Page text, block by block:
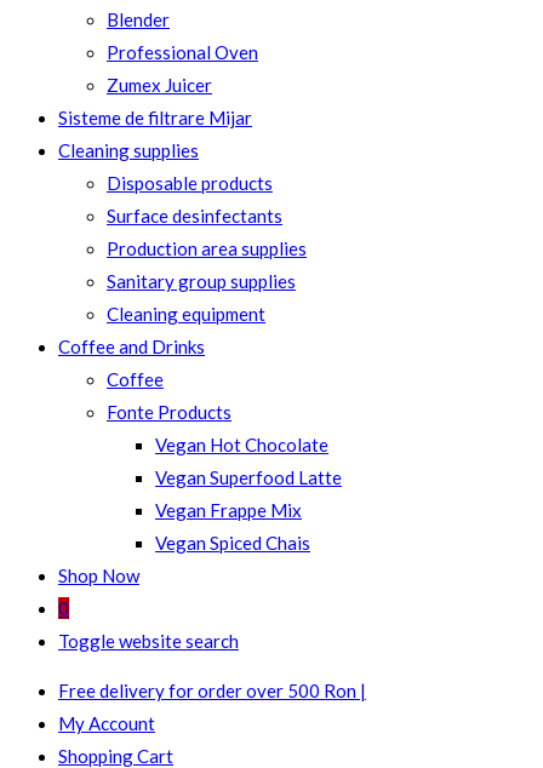
Blender
Professional Oven
Zumex Juicer
Sisteme de filtrare Mijar
Cleaning supplies
Disposable products
Surface desinfectants
Production area supplies
Sanitary group supplies
Cleaning equipment
Coffee and Drinks
Coffee
Fonte Products
Vegan Hot Chocolate
Vegan Superfood Latte
Vegan Frappe Mix
Vegan Spiced Chais
Shop Now
0
Toggle website search
Free delivery for order over 500 Ron |
My Account
Shopping Cart